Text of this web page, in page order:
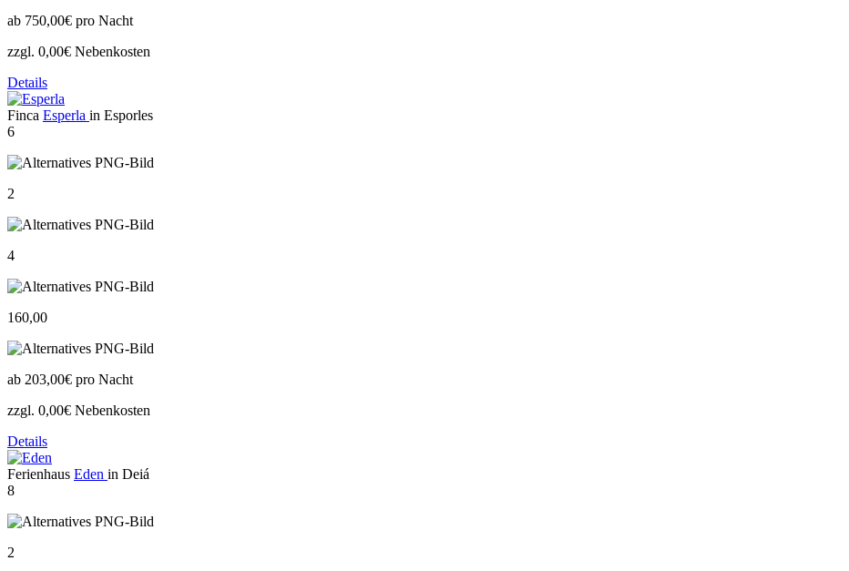
ab 750,00€ pro Nacht
zzgl. 0,00€ Nebenkosten
Details
Finca Esperla in Esporles
6
2
4
160,00
ab 203,00€ pro Nacht
zzgl. 0,00€ Nebenkosten
Details
Ferienhaus Eden in Deiá
8
2